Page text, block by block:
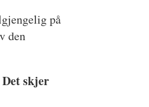
på
den
Det skjer